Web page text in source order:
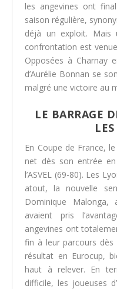
les angevines ont
saison régulière,
déjà un exploit. Mais
confrontation est
Opposées à Charnay
d’Aurélie Bonnan se
malgré une victoire au
LE BARRAGE
En Coupe de France,
net dès son entrée
l’ASVEL (69-80). Les
atout, la nouvelle
Dominique
avaient pris
angevines ont
fin à leur parcours
résultat en Eurocup,
haut à relever. En
difficile, les joueuses